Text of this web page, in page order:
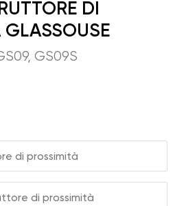
DI
GLASSOUSE
GS09S
di prossimità
di prossimità